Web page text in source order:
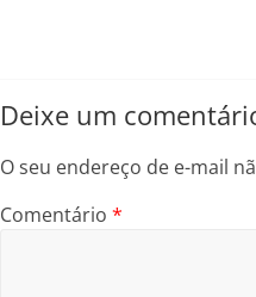
Deixe um
O seu endereço de e-mail
Comentário *